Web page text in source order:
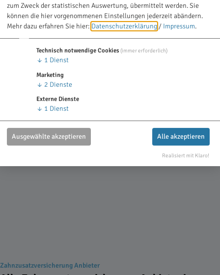
Zahnzusatzversicherung Anbieter
zum Zweck der statistischen Auswertung, übermittelt werden. Sie
können die hier vorgenommenen Einstellungen jederzeit abändern.
Mehr dazu erfahren Sie hier: Datenschutzerklärung / Impressum.
Technisch notwendige Cookies (immer erforderlich)
↓ 1 Dienst
Marketing
↓ 2 Dienste
Externe Dienste
↓ 1 Dienst
Ausgewählte akzeptieren Alle akzeptieren
Realisiert mit Klaro!